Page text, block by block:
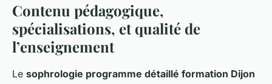
Contenu pédagogique,
spécialisations, et qualité de
l’enseignement
Le sophrologie programme détaillé formation Dijon